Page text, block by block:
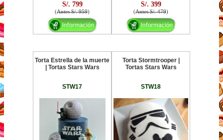
S/. 799
(Antes S/. 959)
S/. 399
(Antes S/. 479)
Torta Estrella de la muerte
| Tortas Stars Wars
STW17
Torta Stormtrooper |
Tortas Stars Wars
STW18